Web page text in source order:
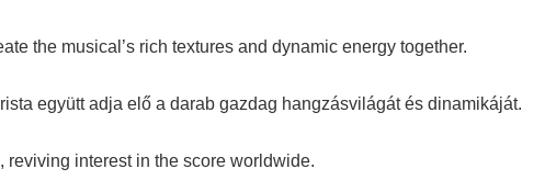
the musical’s rich textures and dynamic energy together.
együtt adja elő a darab gazdag hangzásvilágát és dinamikáját.
interest in the score worldwide.